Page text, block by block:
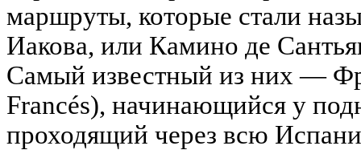
маршруты, которые стали
Иакова, или Камино де
Самый известный из них —
Francés), начинающийся у
проходящий через всю